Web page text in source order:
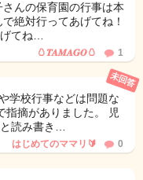
んの保育園の行事は本
絶対行ってあげてね！
てね…
🥚𝑻𝑨𝑴𝑨𝑮𝑶🥚 1
学校行事などは問題な
指摘がありました。 児
読み書き…
未回答
はじめてのママリ🔰 0